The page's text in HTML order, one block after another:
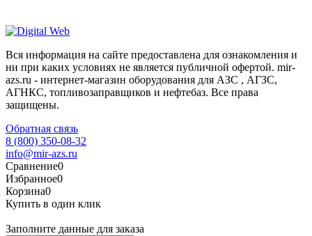
Вся информация на сайте предоставлена для ознакомления и
ни при каких условиях не является публичной офертой. mir-
azs.ru - интернет-магазин оборудования для АЗС , АГЗС,
АГНКС, топливозаправщиков и нефтебаз. Все права
защищены.
Обратная связь
8 (800) 350-08-32
info@mir-azs.ru
Сравнение0
Избранное0
Корзина0
Купить в один клик
Заполните данные для заказа